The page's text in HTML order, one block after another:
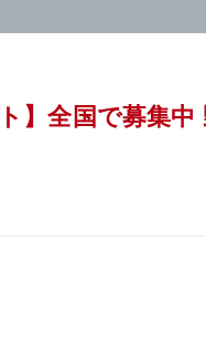
】全国で募集